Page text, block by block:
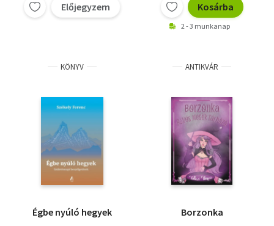
Előjegyzem Kosárba
2 - 3 munkanap
KÖNYV
Égbe nyúló hegyek
ANTIKVÁR
Borzonka